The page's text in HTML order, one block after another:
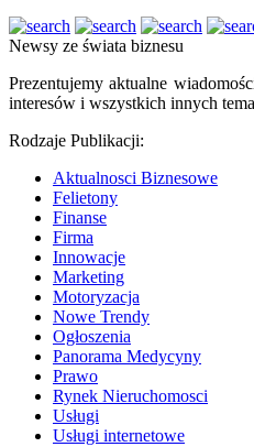
Newsy ze świata biznesu
Prezentujemy aktualne
interesów i wszystkich innych
Rodzaje Publikacji:
Aktualnosci Biznesowe
Felietony
Finanse
Firma
Innowacje
Marketing
Motoryzacja
Nowe Trendy
Ogłoszenia
Panorama Medycyny
Prawo
Rynek Nieruchomosci
Usługi
Usługi internetowe